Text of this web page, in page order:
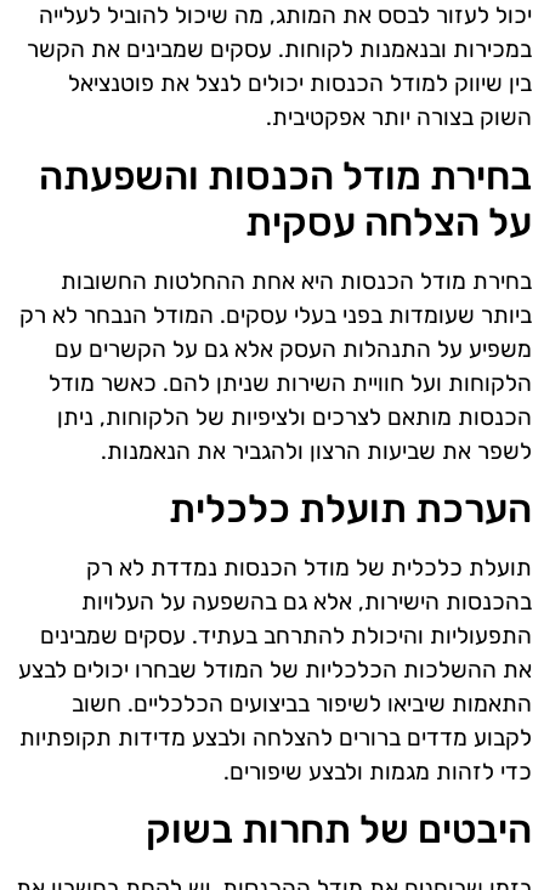
יכול לעזור לבסס את המותג, מה שיכול להוביל לעלייה
במכירות ובנאמנות לקוחות. עסקים שמבינים את הקשר
בין שיווק למודל הכנסות יכולים לנצל את פוטנציאל
השוק בצורה יותר אפקטיבית.
בחירת מודל הכנסות והשפעתה
על הצלחה עסקית
בחירת מודל הכנסות היא אחת ההחלטות החשובות
ביותר שעומדות בפני בעלי עסקים. המודל הנבחר לא רק
משפיע על התנהלות העסק אלא גם על הקשרים עם
הלקוחות ועל חוויית השירות שניתן להם. כאשר מודל
הכנסות מותאם לצרכים ולציפיות של הלקוחות, ניתן
לשפר את שביעות הרצון ולהגביר את הנאמנות.
הערכת תועלת כלכלית
תועלת כלכלית של מודל הכנסות נמדדת לא רק
בהכנסות הישירות, אלא גם בהשפעה על העלויות
התפעוליות והיכולת להתרחב בעתיד. עסקים שמבינים
את ההשלכות הכלכליות של המודל שבחרו יכולים לבצע
התאמות שיביאו לשיפור בביצועים הכלכליים. חשוב
לקבוע מדדים ברורים להצלחה ולבצע מדידות תקופתיות
כדי לזהות מגמות ולבצע שיפורים.
היבטים של תחרות בשוק